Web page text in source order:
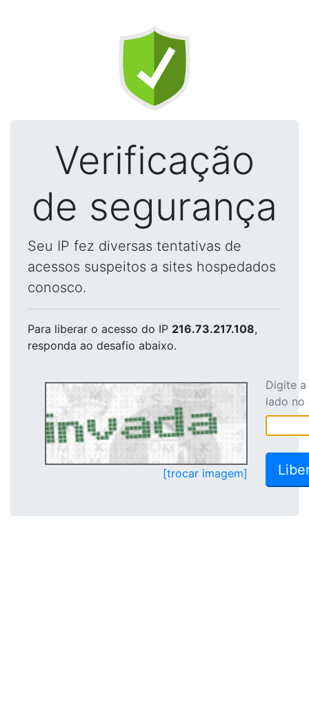
Verificação
de segurança
Seu IP fez diversas tentativas de
acessos suspeitos a sites hospedados
conosco.
Para liberar o acesso do IP 216.73.217.108,
responda ao desafio abaixo.
[trocar imagem]
Digite
lado no